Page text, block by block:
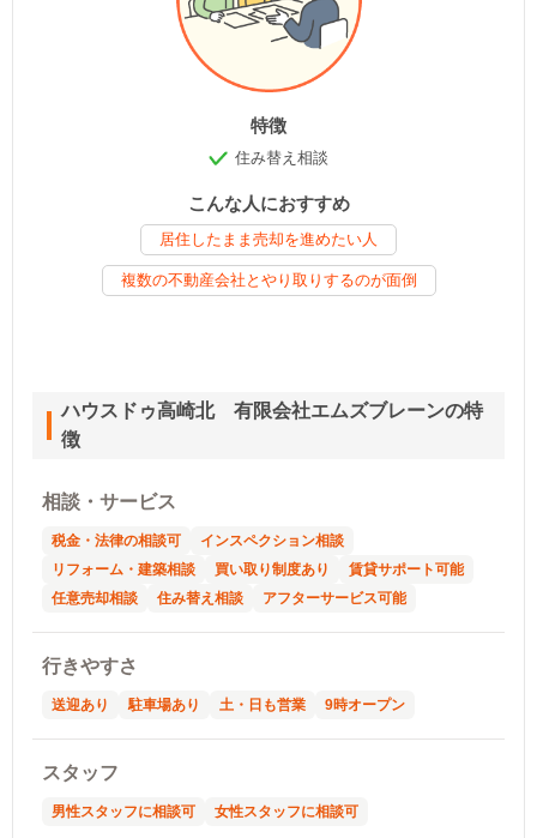
特徴
住み替え相談
こんな人におすすめ
居住したまま売却を進めたい人
複数の不動産会社とやり取りするのが面倒
ハウスドゥ高崎北 有限会社エムズブレーンの特
徴
相談・サービス
税金・法律の相談可
インスペクション相談
リフォーム・建築相談
買い取り制度あり
賃貸サポート可能
任意売却相談
住み替え相談 アフターサービス可能
行きやすさ
送迎あり 駐車場あり 土・日も営業 9時オープン
スタッフ
男性スタッフに相談可 女性スタッフに相談可